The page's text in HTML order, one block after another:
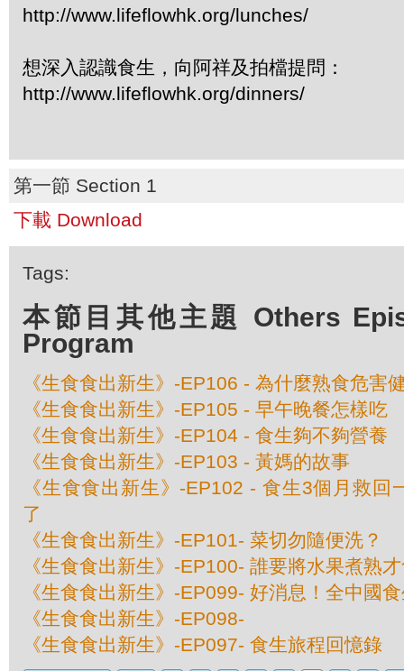
http://www.lifeflowhk.org/lunches/
想深入認識食生，向阿祥及拍檔提問：
http://www.lifeflowhk.org/dinners/
第一節 Section 1
下載 Download
Tags:
本節目其他主題 Others
Program
《生食食出新生》-EP106 - 為什麼熟食危害
《生食食出新生》-EP105 - 早午晚餐怎樣吃
《生食食出新生》-EP104 - 食生夠不夠營養
《生食食出新生》-EP103 - 黃媽的故事
《生食食出新生》-EP102 - 食生3個月救回
了
《生食食出新生》-EP101- 菜切勿隨便洗？
《生食食出新生》-EP100- 誰要將水果煮熟
《生食食出新生》-EP099- 好消息！全中國
《生食食出新生》-EP098-
《生食食出新生》-EP097- 食生旅程回憶錄